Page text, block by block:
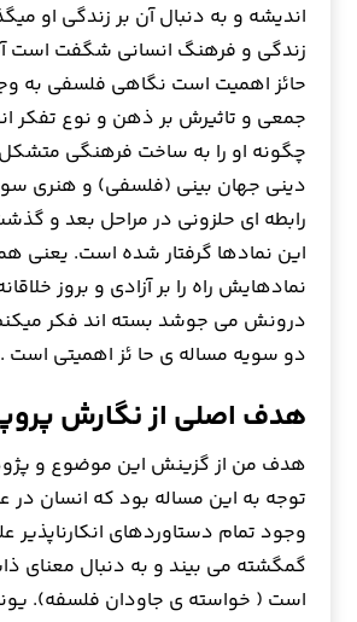
انديشه و به دنبال آن بر زندگي او
زندگي و فرهنگ انساني شگفت است
حائز اهميت است نگاهي فلسفي به
جمعي و تاثيرش بر ذهن و نوع تفكر
چگونه او را به ساخت فرهنگي متشكل
ديني جهان بيني (فلسفي) و هنري
رابطه اي حلزوني در مراحل بعد و
اين نمادها گرفتار شده است. يعني
نمادهايش راه را بر آزادي و بروز
درونش مي جوشد بسته اند فكر
دو سويه مساله ي حا ئز اهميتي است .
هدف اصلی از نگارش
هدف من از گزينش اين موضوع و
توجه به اين مساله بود كه انسان
وجود تمام دستاوردهاي انكارناپذير
گمگشته مي بيند و به دنبال معناي
است ( خواسته ي جاودان فلسفه).